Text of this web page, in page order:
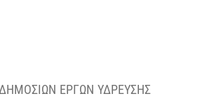
ΕΡΓΩΝ ΥΔΡΕΥΣΗΣ